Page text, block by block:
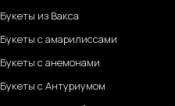
Букеты из Вакса
Букеты с амарилиссами
Букеты с анемонами
Букеты с Антуриумом